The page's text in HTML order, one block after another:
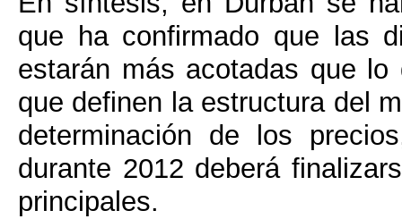
que ha confirmado que las
estarán más acotadas que
que definen la estructura del
determinación de los
durante 2012 deberá
principales.